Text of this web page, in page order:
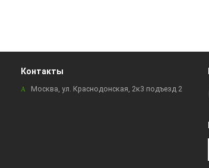
Контакты
Москва, ул. Краснодонская, 2к3 подъезд 2